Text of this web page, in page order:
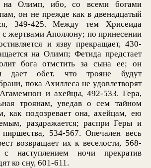
на Олимп, ибо, со всеми богами
он не прежде как в двенадцатый
349-425. Между тем Хрисеида
с жертвами Аполлону; по принесении
и язву прекращает, 430-
на Олимп; Фетида предстает
бога отмстить за сына ее; он
и дает обет, что трояне будут
пока Ахиллеса не удовлетворят
и ахейцы, 492-533. Гера,
троянам, уведав о сем тайном
как подозревает она, ахейцам, ею
раздражается; распри Геры и
534-567. Опечален весь
возвращает их к веселости, 568-
ночи прекратив
ко сну, 601-611.